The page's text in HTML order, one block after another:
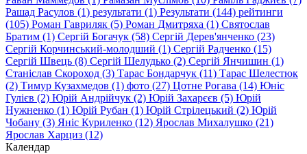
Рашад Расулов (1) результати (1) Результати (144) рейтинги
(105) Роман Гавриляк (5) Роман Дмитряха (1) Святослав
Братим (1) Сергій Богачук (58) Сергій Дерев'янченко (23)
Сергій Корчинський-молодший (1) Сергій Радченко (15)
Сергій Швець (8) Сергій Шелудько (2) Сергій Янчишин (1)
Станіслав Скороход (3) Тарас Бондарчук (11) Тарас Шелестюк
(2) Тимур Кузахмедов (1) фото (27) Цотне Рогава (14) Юнiс
Гулієв (2) Юрій Андрійчук (2) Юрій Захарєєв (5) Юрій
Нужненко (1) Юрій Рубан (1) Юрій Стрілецький (2) Юрій
Чобану (3) Янiс Куриленко (12) Ярослав Михалушко (21)
Ярослав Харциз (12)
Календар